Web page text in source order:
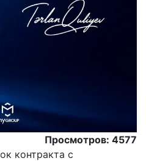
Просмотров: 4577
контракта с